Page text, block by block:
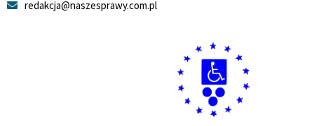
redakcja@naszesprawy.com.pl